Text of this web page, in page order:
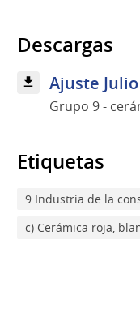
Descargas
Ajuste
Grupo 9 -
Etiquetas
9 Industria de la
c) Cerámica roja,